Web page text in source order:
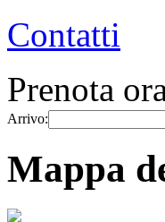
Contatti
Prenota
Arrivo:
Mappa